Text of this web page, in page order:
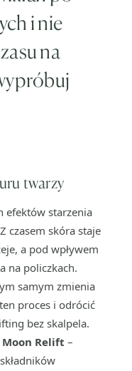
i nie
na
twarzy
efektów starzenia
czasem skóra staje
a pod wpływem
na policzkach.
samym zmienia
proces i odrócić
bez skalpela.
Moon Relift –